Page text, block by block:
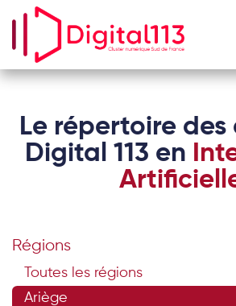
Se rendre au contenu
Le répertoire
Digital 113 en
Régions
Toutes les régions
Ariège